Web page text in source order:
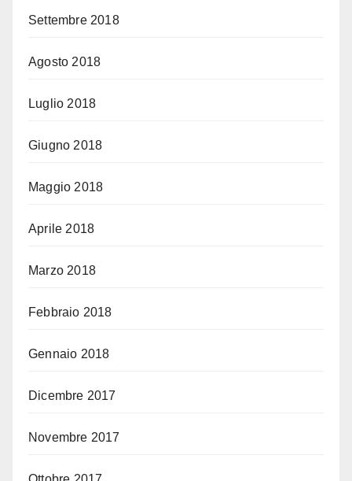
Settembre 2018
Agosto 2018
Luglio 2018
Giugno 2018
Maggio 2018
Aprile 2018
Marzo 2018
Febbraio 2018
Gennaio 2018
Dicembre 2017
Novembre 2017